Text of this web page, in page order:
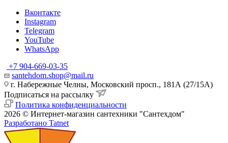
Вконтакте
Instagram
Telegram
YouTube
WhatsApp
+7 904-669-03-35
santehdom.shop@mail.ru
г. Набережные Челны, Московский просп., 181А (27/15А)
Подписаться на рассылку
Политика конфиденциальности
2026 © Интернет-магазин сантехники "Сантехдом"
Разработано Tatnet